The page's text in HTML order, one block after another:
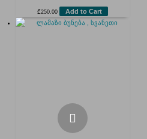
₾250.00 Add to Cart